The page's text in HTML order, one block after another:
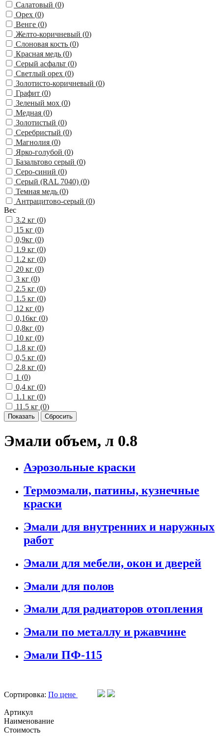
Салатовый (0)
Орех (0)
Венге (0)
Желто-коричневый (0)
Слоновая кость (0)
Красная медь (0)
Серый асфальт (0)
Светлый орех (0)
Золотисто-коричневый (0)
Графит (0)
Зеленый мох (0)
Медная (0)
Золотистый (0)
Серебристый (0)
Магнолия (0)
Ярко-голубой (0)
Базальтово серый (0)
Серо-синий (0)
Серый (RAL 7040) (0)
Темная медь (0)
Антрацитово-серый (0)
Вес
3.2 кг (0)
15 кг (0)
0,9кг (0)
1.9 кг (0)
1.2 кг (0)
20 кг (0)
3 кг (0)
2.5 кг (0)
1.5 кг (0)
12 кг (0)
0,16кг (0)
0,8кг (0)
10 кг (0)
1.8 кг (0)
0,5 кг (0)
2.8 кг (0)
1 (0)
0,4 кг (0)
1.1 кг (0)
11.5 кг (0)
Эмали объем, л 0.8
Аэрозольные краски
Термоэмали, патины, кузнечные
краски
Эмали для внутренних и наружных
работ
Эмали для мебели, окон и дверей
Эмали для полов
Эмали для радиаторов отопления
Эмали по металлу и ржавчине
Эмали ПФ-115
Сортировка: По цене
Артикул
Наименование
Стоимость